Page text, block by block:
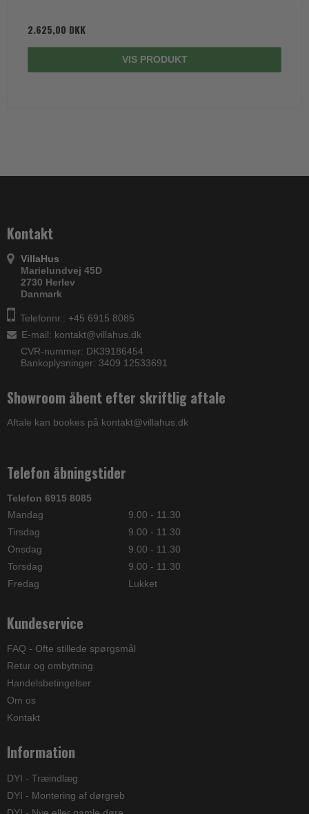
2.625,00 DKK
VIS PRODUKT
Kontakt
VillaHus
Marielundvej 45D
2730 Herlev
Danmark
Telefonnr.: +45 6915 8085
E-mail: kontakt@villahus.dk
CVR-nummer: DK39186454
Bankoplysninger: 3409 12533691
Showroom åbent efter skriftlig aftale
Aftale kan bookes på kontakt@villahus.dk
Telefon åbningstider
Telefon 6915 8085
Mandag
9.00 - 11.30
Tirsdag
9.00 - 11.30
Onsdag
9.00 - 11.30
Torsdag
9.00 - 11.30
Fredag
Lukket
Kundeservice
FAQ - Ofte stillede spørgsmål
Retur og ombytning
Handelsbetingelser
Om os
Kontakt
Information
DYI - Træindlæg
DYI - Montering af dørgreb